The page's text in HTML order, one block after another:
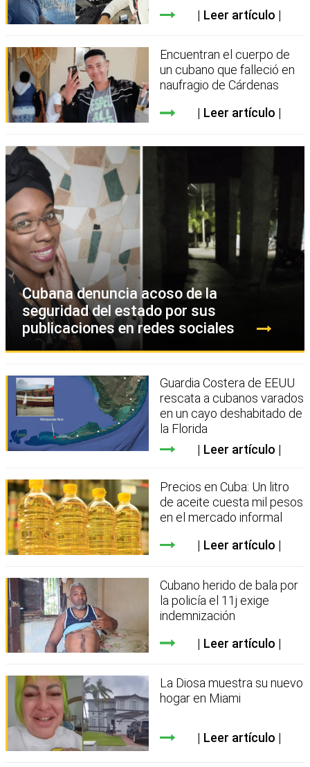
Leer artículo
Encuentran el cuerpo de
un cubano que falleció en
naufragio de Cárdenas
Leer artículo
Cubana denuncia acoso de la
seguridad del estado por sus
publicaciones en redes sociales
Guardia Costera de EEUU
rescata a cubanos varados
en un cayo deshabitado de
la Florida
Leer artículo
Precios en Cuba: Un litro
de aceite cuesta mil pesos
en el mercado informal
Leer artículo
Cubano herido de bala por
la policía el 11j exige
indemnización
Leer artículo
La Diosa muestra su nuevo
hogar en Miami
Leer artículo